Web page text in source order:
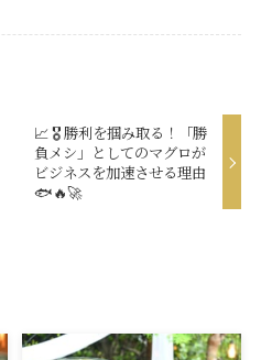
📈 🎖 勝利を掴み取る！「勝
負メシ」としてのマグロが
ビジネスを加速させる理由
🐟🔥🚀